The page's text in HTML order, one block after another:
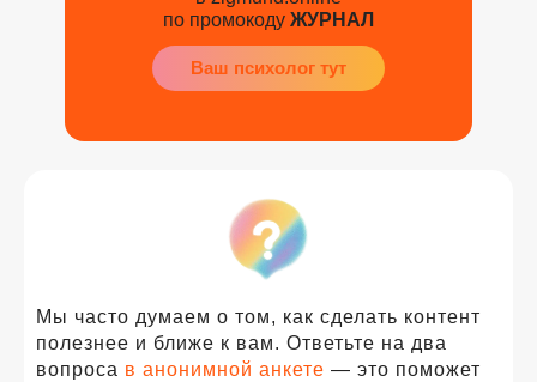
по промокоду ЖУРНАЛ
Ваш психолог тут
Мы часто думаем о том, как сделать контент
полезнее и ближе к вам. Ответьте на два
вопроса в анонимной анкете — это поможет